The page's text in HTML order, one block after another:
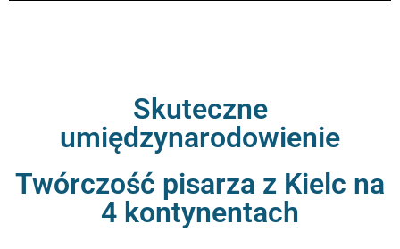
Skuteczne
umiędzynarodowienie
Twórczość pisarza z Kielc na
4 kontynentach